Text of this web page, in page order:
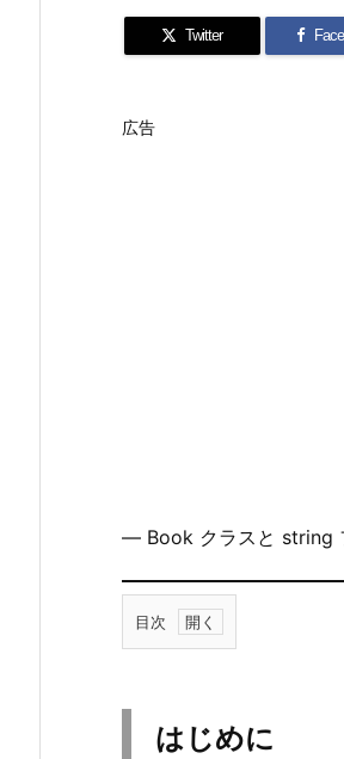
Twitter
広告
― Book クラスと string
目次
1.
め
はじめに